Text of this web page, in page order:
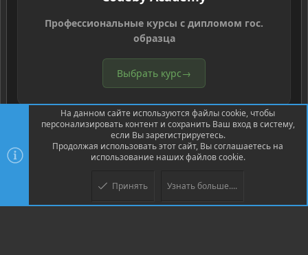
Профессиональные курсы с дипломом гос.
образца
Выбрать курс→
Community platform by XenForo ® © 2010-2026 XenForo Ltd.
© Jason Axelrod of 8WAYRUN
На данном сайте используются файлы cookie, чтобы
персонализировать контент и сохранить Ваш вход в систему,
если Вы зарегистрируетесь.
Продолжая использовать этот сайт, Вы соглашаетесь на
использование наших файлов cookie.
Принять Узнать больше....